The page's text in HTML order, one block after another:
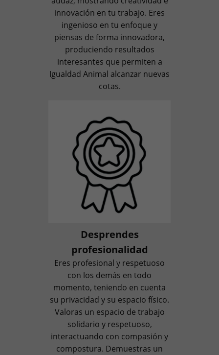
innovación en tu trabajo. Eres
ingenioso en tu enfoque y
piensas de forma innovadora,
produciendo resultados
interesantes que permiten a
Igualdad Animal alcanzar nuevas
cotas.
Desprendes
profesionalidad
Eres profesional y respetuoso
con los demás en todo
momento, teniendo en cuenta
su privacidad y su espacio físico.
Valoras un espacio de trabajo
solidario y respetuoso,
interactuando con compasión y
compostura. Demuestras un